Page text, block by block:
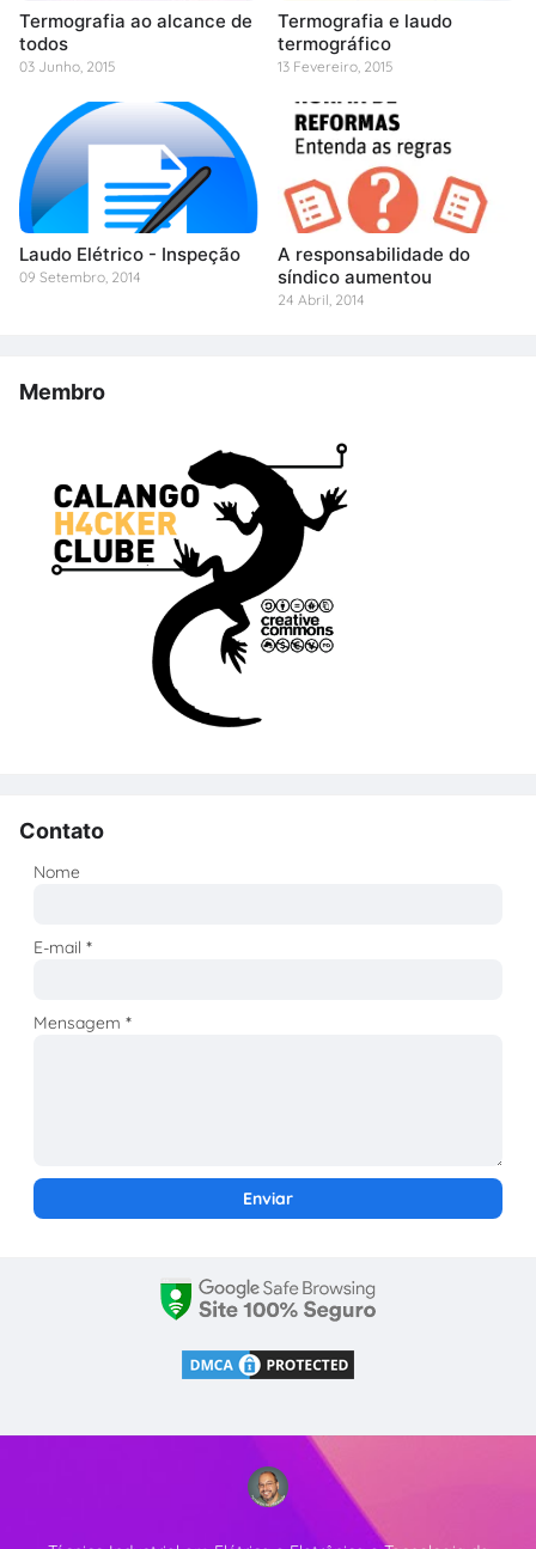
Termografia ao alcance de
todos
03 Junho, 2015
Termografia e laudo
termográfico
13 Fevereiro, 2015
Laudo Elétrico - Inspeção
09 Setembro, 2014
A responsabilidade do
síndico aumentou
24 Abril, 2014
Membro
Contato
Nome
E-mail*
Mensagem*